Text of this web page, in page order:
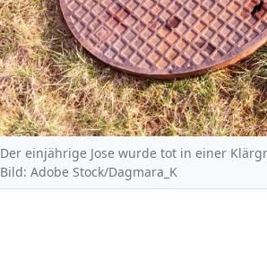
Der einjährige Jose wurde tot in einer
Bild: Adobe Stock/Dagmara_K